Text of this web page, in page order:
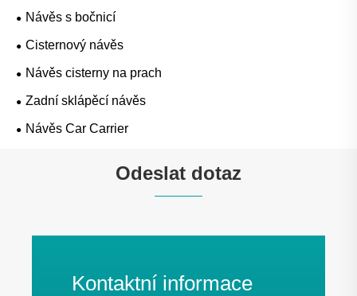
Návěs s bočnicí
Cisternový návěs
Návěs cisterny na prach
Zadní sklápěcí návěs
Návěs Car Carrier
Odeslat dotaz
Kontaktní informace